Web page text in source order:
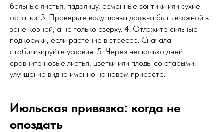
больные листья, падалицу, семенные зонтики или сухие
остатки. 3. Проверьте воду: почва должна быть влажной в
зоне корней, а не только сверху. 4. Отложите сильные
подкормки, если растение в стрессе. Сначала
стабилизируйте условия. 5. Через несколько дней
сравните новые листья, цветки или плоды со старыми:
улучшение видно именно на новом приросте.
Июльская привязка: когда не
опоздать